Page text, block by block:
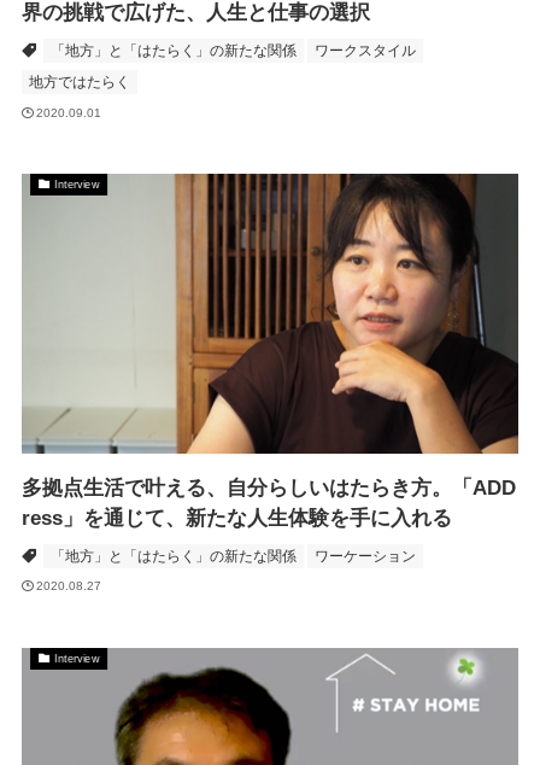
界の挑戦で広げた、人生と仕事の選択
「地方」と「はたらく」の新たな関係
ワークスタイル
地方ではたらく
2020.09.01
Interview
多拠点生活で叶える、自分らしいはたらき方。「ADD
ress」を通じて、新たな人生体験を手に入れる
「地方」と「はたらく」の新たな関係 ワーケーション
2020.08.27
Interview